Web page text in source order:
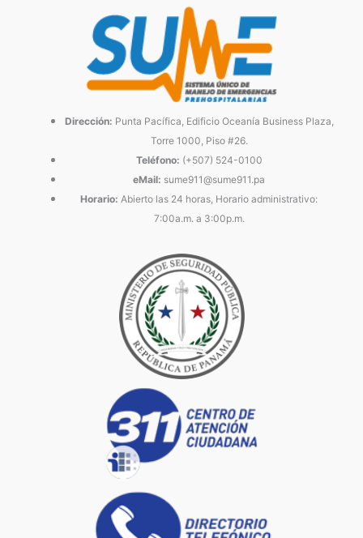
Dirección: Punta Pacífica, Edificio Oceanía Business Plaza,
Torre 1000, Piso #26.
Teléfono: (+507) 524-0100
eMail: sume911@sume911.pa
Horario: Abierto las 24 horas, Horario administrativo:
7:00a.m. a 3:00p.m.